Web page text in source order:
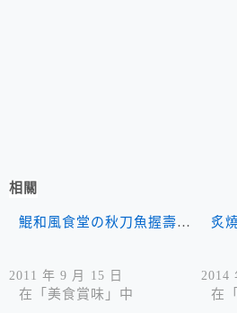
相關
鯤和風食堂の秋刀魚握壽司
2011 年 9 月 15 日
在「美食賞味」中
炙
2014
在